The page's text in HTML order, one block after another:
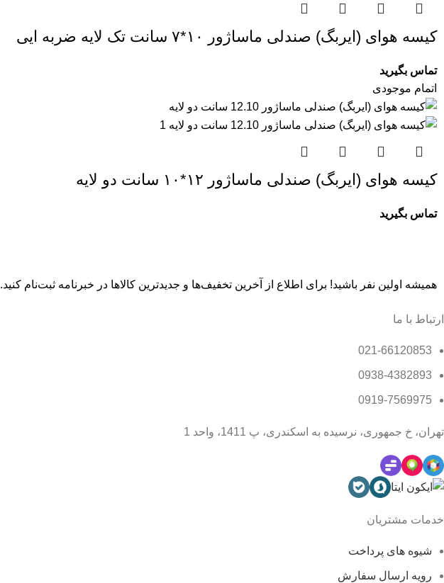
کیسه هوای (ایربگ) صندلی ماساژور ۱۰*۷ سانت تک لایه ضربه ایی
تماس بگیرید
اتمام موجودی
کیسه هوای (ایربگ) صندلی ماساژور ۱۲*۱۰ سانت دو لایه
تماس بگیرید
همیشه اولین نفر باشید! برای اطلاع از آخرین تخفیف‌ها و جدیدترین کالاها در خبرنامه ثبت‌نام کنید.
ارتباط با ما
021-66120853
0938-4382893
0919-7569975
تهران، خ جمهوری، نرسیده به اسکندری، پ 1411، واحد 1
خدمات مشتریان
شیوه های پرداخت
رویه ارسال سفارش